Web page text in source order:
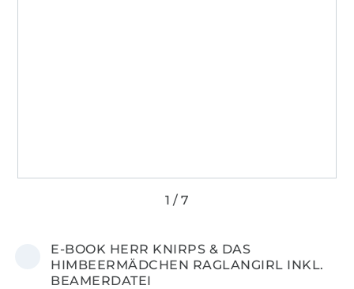
E-BOOK HERR KNIRPS & DAS
HIMBEERMÄDCHEN RAGLANGIRL INKL.
BEAMERDATEI